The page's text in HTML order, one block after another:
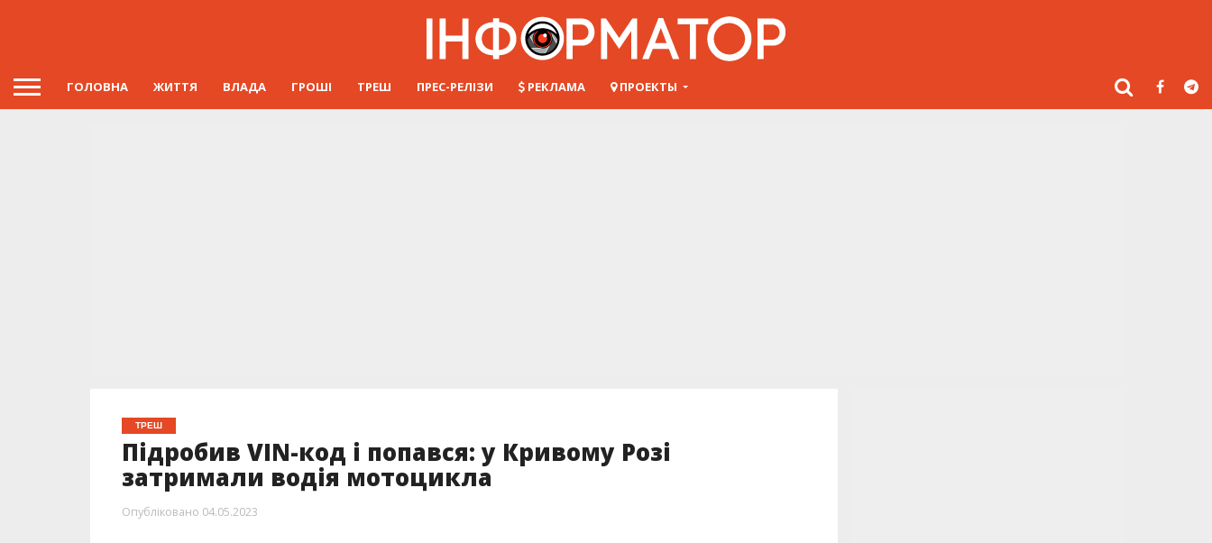
ГОЛОВНА ЖИТТЯ ВЛАДА ГРОШІ ТРЕШ ПРЕС-РЕЛІЗИ РЕКЛАМА ПРОЕКТЫ
ТРЕШ
Підробив VIN-код і попався: у Кривому Розі
затримали водія мотоцикла
Опубліковано 04.05.2023